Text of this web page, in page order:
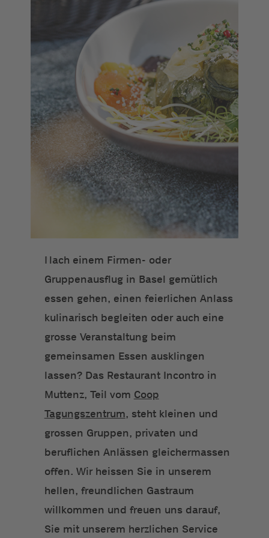
Nach einem Firmen- oder
Gruppenausflug in Basel gemütlich
essen gehen, einen feierlichen Anlass
kulinarisch begleiten oder auch eine
grosse Veranstaltung beim
gemeinsamen Essen ausklingen
lassen? Das Restaurant Incontro in
Muttenz, Teil vom Coop
Tagungszentrum, steht kleinen und
grossen Gruppen, privaten und
beruflichen Anlässen gleichermassen
offen. Wir heissen Sie in unserem
hellen, freundlichen Gastraum
willkommen und freuen uns darauf,
Sie mit unserem herzlichen Service